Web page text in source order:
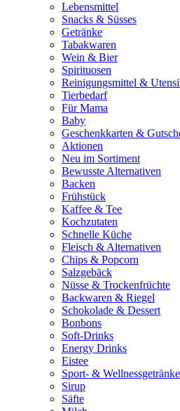
Lebensmittel
Snacks & Süsses
Getränke
Tabakwaren
Wein & Bier
Spirituosen
Reinigungsmittel &
Tierbedarf
Für Mama
Baby
Geschenkkarten &
Aktionen
Neu im Sortiment
Bewusste Alternativen
Backen
Frühstück
Kaffee & Tee
Kochzutaten
Schnelle Küche
Fleisch & Alternativen
Chips & Popcorn
Salzgebäck
Nüsse & Trockenfrüchte
Backwaren & Riegel
Schokolade & Dessert
Bonbons
Soft-Drinks
Energy Drinks
Eistee
Sport- & Wellnessgetränke
Sirup
Säfte